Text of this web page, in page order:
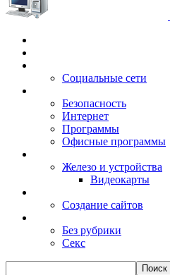
Социальные сети
Безопасность
Интернет
Программы
Офисные программы
Железо и устройства
Видеокарты
Создание сайтов
Без рубрики
Секс